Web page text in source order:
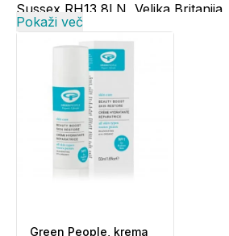
Sussex RH13 8LN, Velika
Pokaži več
Green People, krema